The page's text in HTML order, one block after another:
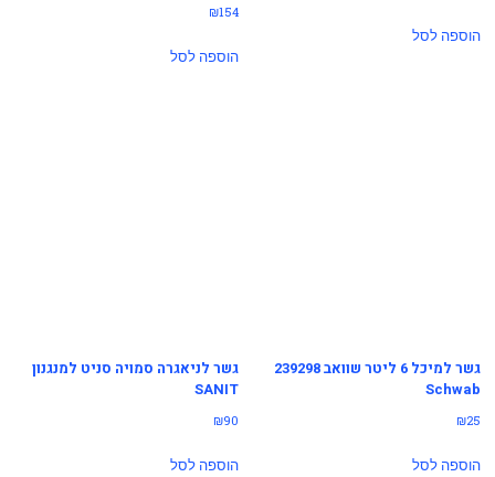
הוספה לסל
₪154
הוספה לסל
גשר למיכל 6 ליטר שוואב 239298
Schwab
₪25
הוספה לסל
גשר לניאגרה סמויה סניט למנגנון
SANIT
₪90
הוספה לסל